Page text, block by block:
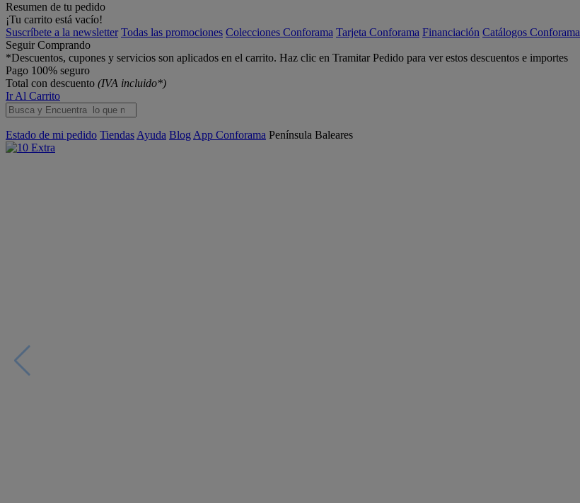
Resumen de tu pedido
¡Tu carrito está vacío!
Suscríbete a la newsletter Todas las promociones Colecciones Conforama Tarjeta Conforama Financiación Catálogos Conforama
Seguir Comprando
*Descuentos, cupones y servicios son aplicados en el carrito. Haz clic en Tramitar Pedido para ver estos descuentos e importes
Pago 100% seguro
Total con descuento (IVA incluido*)
Ir Al Carrito
Estado de mi pedido Tiendas Ayuda Blog App Conforama Península Baleares